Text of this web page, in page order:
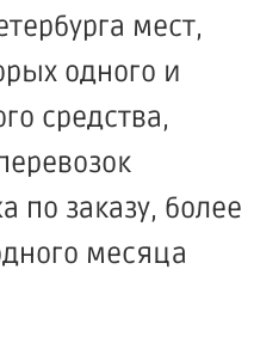
мест,
одного и
средства,
по заказу, более
месяца